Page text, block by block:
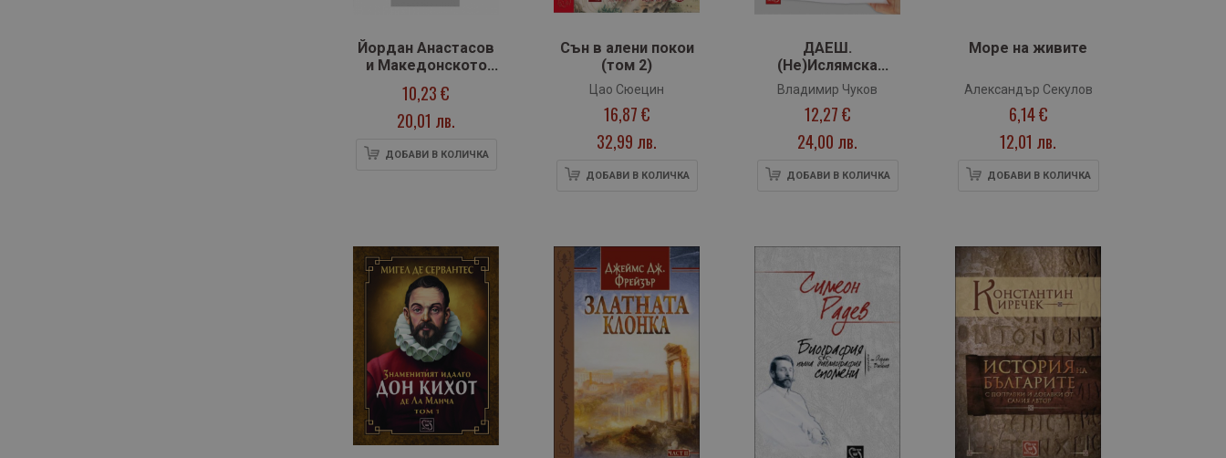
Йордан Анастасов
и Македонското
освободително
движение
10,23 €
20,01 лв.
ДОБАВИ В КОЛИЧКА
Сън в алени покои
(том 2)
Цао Сюецин
16,87 €
32,99 лв.
ДОБАВИ В КОЛИЧКА
ДАЕШ.
(Не)Ислямска
държава
Владимир Чуков
12,27 €
24,00 лв.
ДОБАВИ В КОЛИЧКА
Море на живите
Александър Секулов
6,14 €
12,01 лв.
ДОБАВИ В КОЛИЧКА